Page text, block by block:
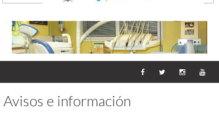
Avisos e información